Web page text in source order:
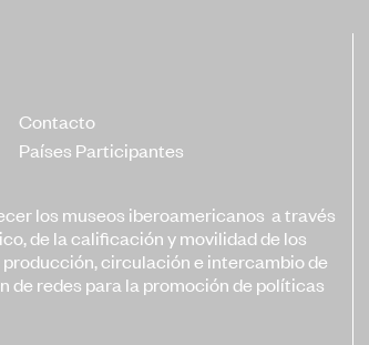
Sostenibilidad
Contacto
Países Participantes
los museos iberoamericanos a través
de la calificación y movilidad de los
circulación e intercambio de
redes para la promoción de políticas